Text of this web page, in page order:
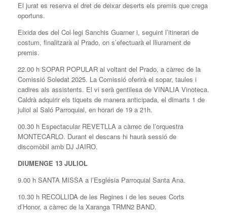
El jurat es reserva el dret de deixar deserts els premis que crega
oportuns.
Eixida des del Col·legi Sanchis Guarner i, seguint l’itinerari de
costum, finalitzarà al Prado, on s’efectuarà el lliurament de
premis.
22.00 h SOPAR POPULAR al voltant del Prado, a càrrec de la
Comissió Soledat 2025. La Comissió oferirà el sopar, taules i
cadires als assistents. El vi serà gentilesa de VINALIA Vinoteca.
Caldrà adquirir els tiquets de manera anticipada, el dimarts 1 de
juliol al Saló Parroquial, en horari de 19 a 21h.
00.30 h Espectacular REVETLLA a càrrec de l’orquestra
MONTECARLO. Durant el descans hi haurà sessió de
discomòbil amb DJ JAIRO.
DIUMENGE 13 JULIOL
9.00 h SANTA MISSA a l’Església Parroquial Santa Ana.
10.30 h RECOLLIDA de les Regines i de les seues Corts
d’Honor, a càrrec de la Xaranga TRMN2 BAND.